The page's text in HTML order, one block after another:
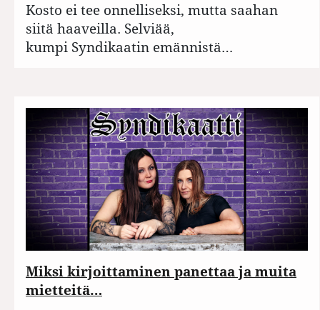
Kosto ei tee onnelliseksi, mutta saahan
siitä haaveilla. Selviää,
kumpi Syndikaatin emännistä…
Miksi kirjoittaminen panettaa ja muita
mietteitä…